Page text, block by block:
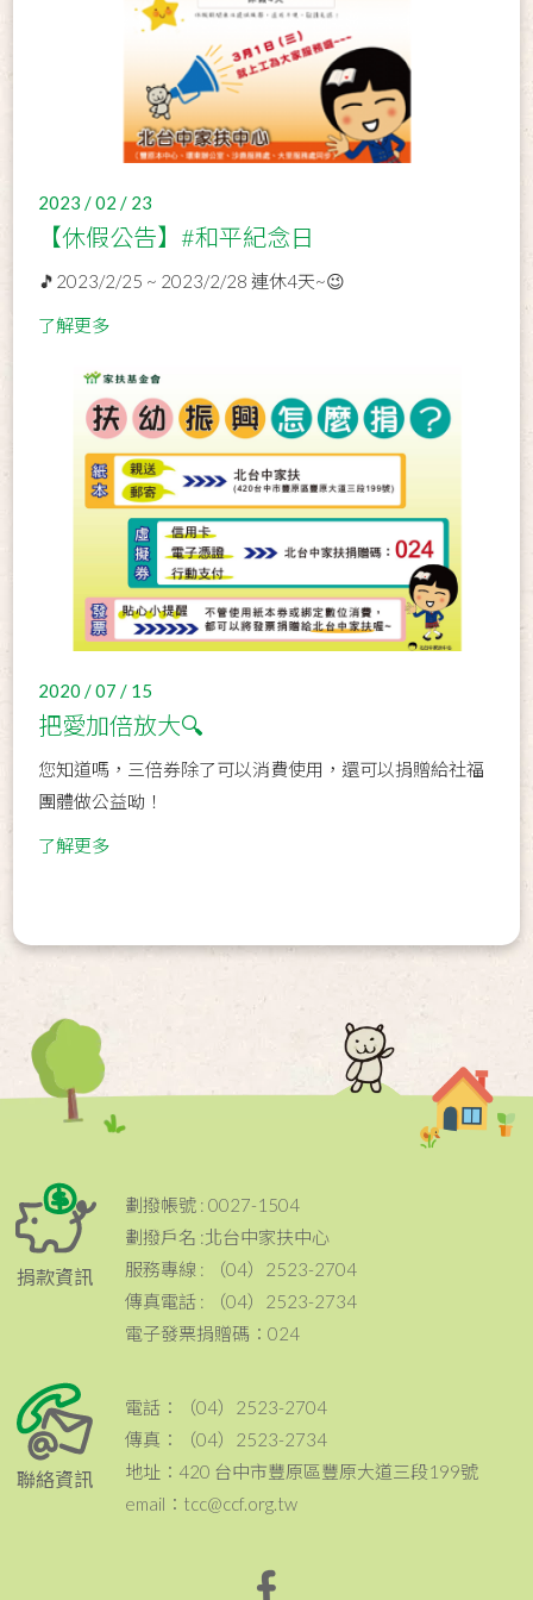
2023 / 02 / 23
【休假公告】#和平紀念日
🎵2023/2/25 ~ 2023/2/28 連休4天~😉
了解更多
2020 / 07 / 15
把愛加倍放大🔍
您知道嗎，三倍券除了可以消費使用，還可以捐贈給社福
團體做公益呦！
了解更多
捐款資訊
劃撥帳號 : 0027-1504
劃撥戶名 :北台中家扶中心
服務專線 : （04）2523-2704
傳真電話 : （04）2523-2734
電子發票捐贈碼：024
聯絡資訊
電話：（04）2523-2704
傳真：（04）2523-2734
地址：420 台中市豐原區豐原大道三段199號
email：tcc@ccf.org.tw